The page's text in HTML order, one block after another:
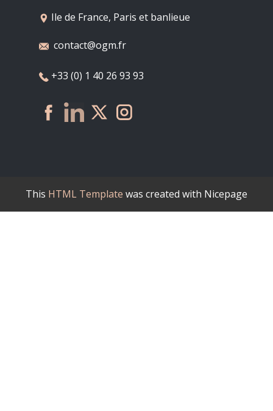
​​​​Ile de France, Paris et banlieue
contact@ogm.fr
​+33 (0) 1 40 26 93 93
This HTML Template was created with Nicepage